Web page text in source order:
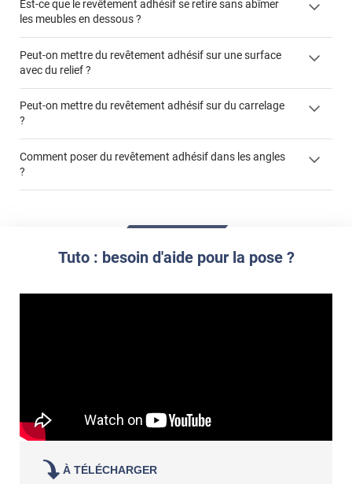
Est-ce que le revêtement adhésif se retire sans abîmer
les meubles en dessous ?
colle
Peut-on mettre du revêtement adhésif sur une surface
avec du relief ?
Peut-on mettre du revêtement adhésif sur du carrelage
?
Commander à la taille des carreaux et réappliquer un joint
propre par dessus
Comment poser du revêtement adhésif dans les angles
?
Tuto : besoin d'aide pour la pose ?
À TÉLÉCHARGER